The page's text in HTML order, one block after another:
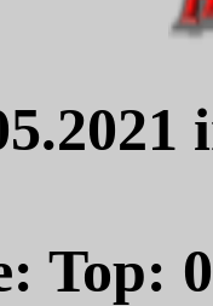
Top: 0